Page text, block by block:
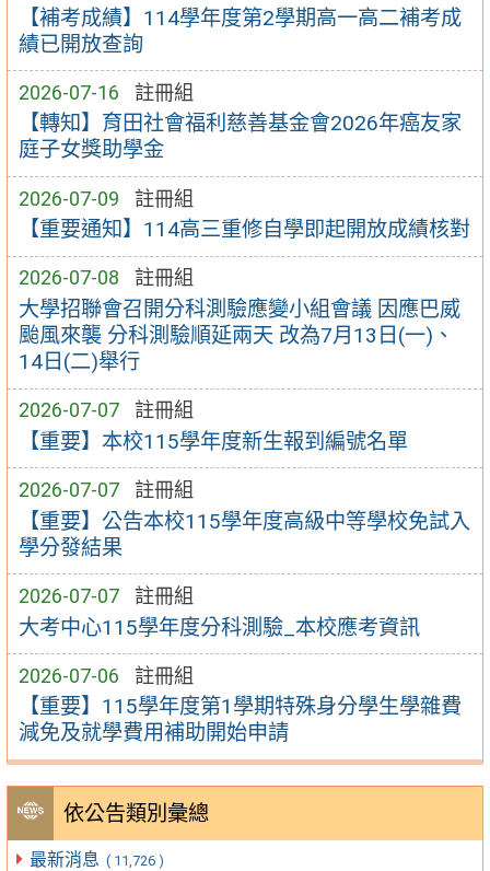
【補考成績】114學年度第2學期高一高二補考成
績已開放查詢
2026-07-16 註冊組
【轉知】育田社會福利慈善基金會2026年癌友家
庭子女獎助學金
2026-07-09 註冊組
【重要通知】114高三重修自學即起開放成績核對
2026-07-08 註冊組
大學招聯會召開分科測驗應變小組會議 因應巴威
颱風來襲 分科測驗順延兩天 改為7月13日(一)、
14日(二)舉行
2026-07-07 註冊組
【重要】本校115學年度新生報到編號名單
2026-07-07 註冊組
【重要】公告本校115學年度高級中等學校免試入
學分發結果
2026-07-07 註冊組
大考中心115學年度分科測驗_本校應考資訊
2026-07-06 註冊組
【重要】115學年度第1學期特殊身分學生學雜費
減免及就學費用補助開始申請
依公告類別彙總
最新消息 ( 11,726 )